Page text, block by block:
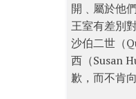
開﹑屬於他
王室有差別
沙伯二世（
西（Susan
歉，而不肯